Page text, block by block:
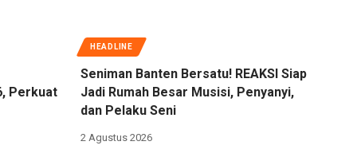
Perkuat
HEADLINE
Seniman Banten Bersatu! REAKSI Siap
Jadi Rumah Besar Musisi, Penyanyi,
dan Pelaku Seni
2 Agustus 2026